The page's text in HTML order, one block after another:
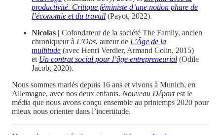
productivité. Critique féministe d’une notion phare de
l’économie et du travail (Payot, 2022).
Nicolas | Cofondateur de la société The Family, ancien
chroniqueur à L’Obs, auteur de L’Âge de la
multitude (avec Henri Verdier, Armand Colin, 2015)
et Un contrat social pour l’âge entrepreneurial (Odile
Jacob, 2020).
Nous sommes mariés depuis 16 ans et vivons à Munich, en
Allemagne, avec nos deux enfants. Nouveau Départest le
média que nous avons conçu ensemble au printemps 2020 pour
mieux nous orienter dans l’incertitude.